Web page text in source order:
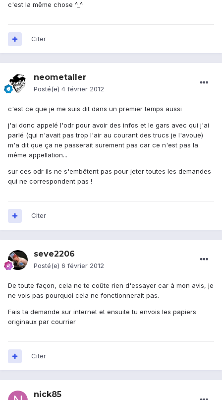
c'est la même chose ^_^
Citer
neometaller
Posté(e) 4 février 2012
c'est ce que je me suis dit dans un premier temps aussi
j'ai donc appelé l'odr pour avoir des infos et le gars avec qui j'ai
parlé (qui n'avait pas trop l'air au courant des trucs je l'avoue)
m'a dit que ça ne passerait surement pas car ce n'est pas la
même appellation...
sur ces odr ils ne s'embêtent pas pour jeter toutes les demandes
qui ne correspondent pas !
Citer
seve2206
Posté(e) 6 février 2012
De toute façon, cela ne te coûte rien d'essayer car à mon avis, je
ne vois pas pourquoi cela ne fonctionnerait pas.
Fais ta demande sur internet et ensuite tu envois les papiers
originaux par courrier
Citer
nick85